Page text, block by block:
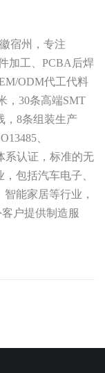
宿州，专注
加工、PCBA后焊
ODM代工代料
，30条高端SMT
，8条组装生产
、
系认证，标准的无
包括汽车电子、
能家居等行业，
户提供制造服